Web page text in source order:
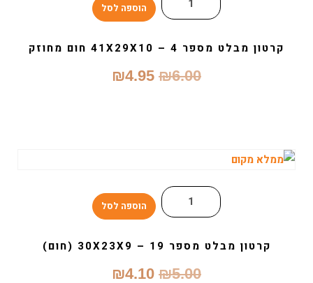
הוספה לסל
קרטון מבלט מספר 4 – 41X29X10 חום מחוזק
₪6.00
המחיר
₪4.95
הוספה לסל
קרטון מבלט מספר 19 – 30X23X9 (חום)
₪5.00
המחיר
₪4.10